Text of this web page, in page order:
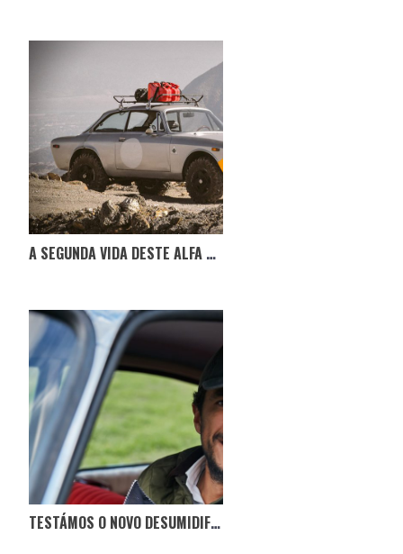
A SEGUNDA VIDA DESTE ALFA ROMEO GTV
TESTÁMOS O NOVO DESUMIDIFICADOR NO CITROËN BOCA DE SAPO